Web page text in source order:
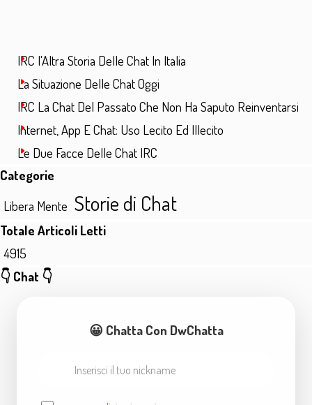
IRC l'Altra Storia Delle Chat In Italia
La Situazione Delle Chat Oggi
IRC La Chat Del Passato Che Non Ha Saputo Reinventarsi
Internet, App E Chat: Uso Lecito Ed Illecito
Le Due Facce Delle Chat IRC
Salta blocco Categorie
Categorie
Libera Mente Storie di Chat
Salta blocco Totale Articoli Letti
Totale Articoli Letti
4915
Salta blocco 👇 Chat 👇
👇 Chat 👇
😀 Chatta Con DwChatta